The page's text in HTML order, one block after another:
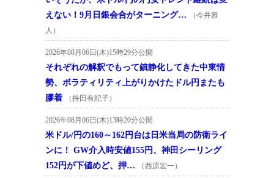
えない！9月日銀会合がターニング…
（今井雅
人）
2026年08月06日(木)15時29分公開
それぞれの解釈でもって鎮静化してきた中東情
勢、ボラティリティ上がりかけたドル円またも
膠着
（持田有紀子）
2026年08月06日(木)13時20分公開
米ドル/円の160～162円台は日米当局の防衛ライ
ンに！ GW介入時安値155円、神田シーリング
152円が下値めど、押…
（西原宏一）